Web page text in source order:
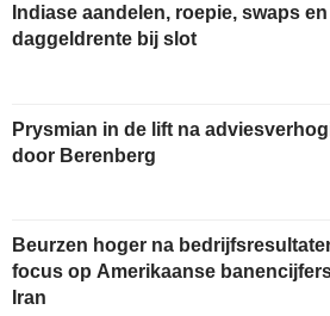
Indiase aandelen, roepie, swaps en
daggeldrente bij slot
Prysmian in de lift na
door Berenberg
Beurzen hoger na
focus op Amerikaanse
Iran